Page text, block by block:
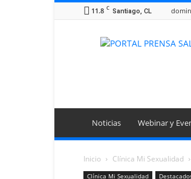
11.8 C Santiago, CL
Portal
Noticias Webinar y
Inicio Clínica Mi Sexualidad
Clínica Mi Sexualidad